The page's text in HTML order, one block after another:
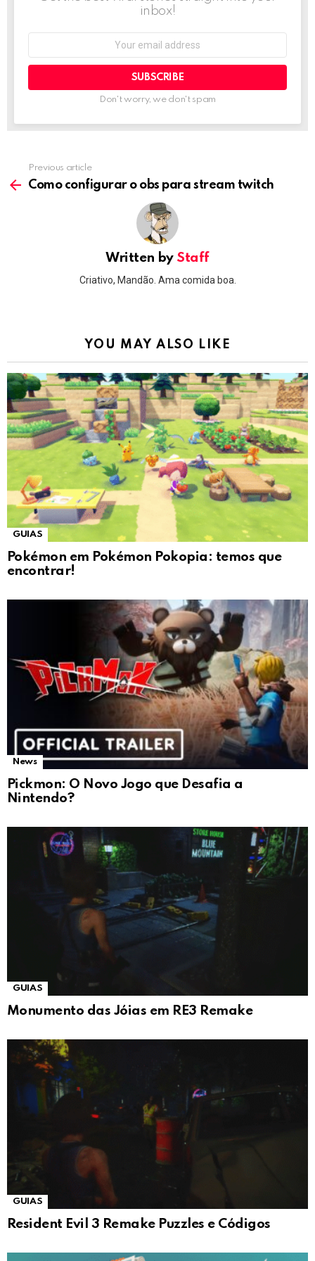
inbox!
Don't worry, we don't spam
more
Previous article
Como configurar o obs para stream twitch
Written by Staff
Criativo, Mandão. Ama comida boa.
YOU MAY ALSO LIKE
GUIAS
Pokémon em Pokémon Pokopia: temos que
encontrar!
News
Pickmon: O Novo Jogo que Desafia a
Nintendo?
GUIAS
Monumento das Jóias em RE3 Remake
GUIAS
Resident Evil 3 Remake Puzzles e Códigos